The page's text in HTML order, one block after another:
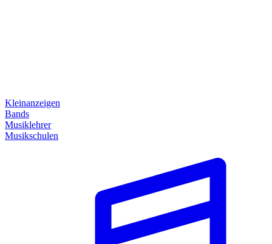
Kleinanzeigen
Bands
Musiklehrer
Musikschulen